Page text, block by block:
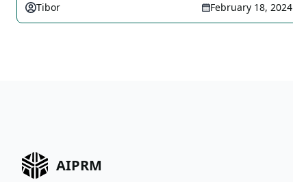
Tibor February 18, 2024
AIPRM